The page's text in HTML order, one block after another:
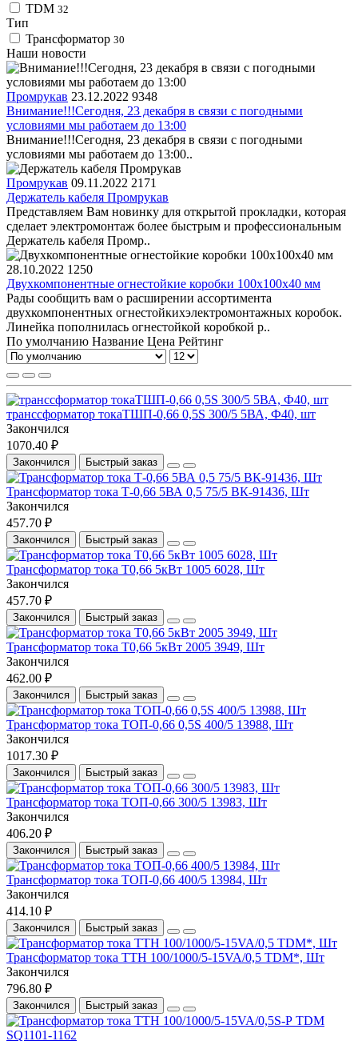
TDM 32
Тип
Трансформатор 30
Наши новости
Промрукав 23.12.2022 9348
Внимание!!!Сегодня, 23 декабря в связи с погодными
условиями мы работаем до 13:00
Внимание!!!Сегодня, 23 декабря в связи с погодными
условиями мы работаем до 13:00..
Промрукав 09.11.2022 2171
Держатель кабеля Промрукав
Представляем Вам новинку для открытой прокладки, которая
сделает электромонтаж более быстрым и профессиональным
Держатель кабеля Промр..
28.10.2022 1250
Двухкомпонентные огнестойкие коробки 100х100х40 мм
Рады сообщить вам о расширении ассортимента
двухкомпонентных огнестойкихэлектромонтажных коробок.
Линейка пополнилась огнестойкой коробкой р..
По умолчанию Название Цена Рейтинг
транссформатор токаТШП-0,66 0,5S 300/5 5ВА, Ф40, шт
Закончился
1070.40 ₽
Закончился Быстрый заказ
Трансформатор тока Т-0,66 5ВА 0,5 75/5 ВК-91436, Шт
Закончился
457.70 ₽
Закончился Быстрый заказ
Трансформатор тока Т0,66 5кВт 1005 6028, Шт
Закончился
457.70 ₽
Закончился Быстрый заказ
Трансформатор тока Т0,66 5кВт 2005 3949, Шт
Закончился
462.00 ₽
Закончился Быстрый заказ
Трансформатор тока ТОП-0,66 0,5S 400/5 13988, Шт
Закончился
1017.30 ₽
Закончился Быстрый заказ
Трансформатор тока ТОП-0,66 300/5 13983, Шт
Закончился
406.20 ₽
Закончился Быстрый заказ
Трансформатор тока ТОП-0,66 400/5 13984, Шт
Закончился
414.10 ₽
Закончился Быстрый заказ
Трансформатор тока ТТН 100/1000/5-15VA/0,5 TDM*, Шт
Закончился
796.80 ₽
Закончился Быстрый заказ